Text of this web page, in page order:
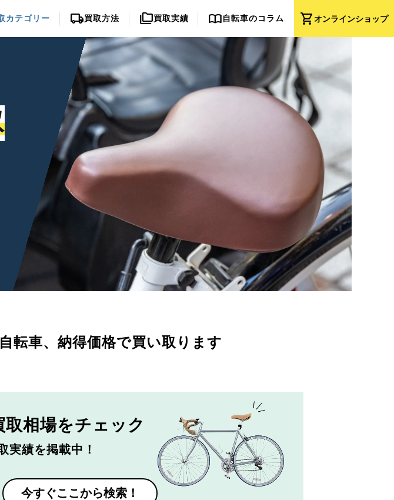
shopping_cartオンラインショップ
カテゴリー local_shipping買取方法 folder_copy買取実績 import_contacts自転車のコラム
転車、 納得価格で買い取ります
取相場をチェック
実績を掲載中！
今すぐここから検索！